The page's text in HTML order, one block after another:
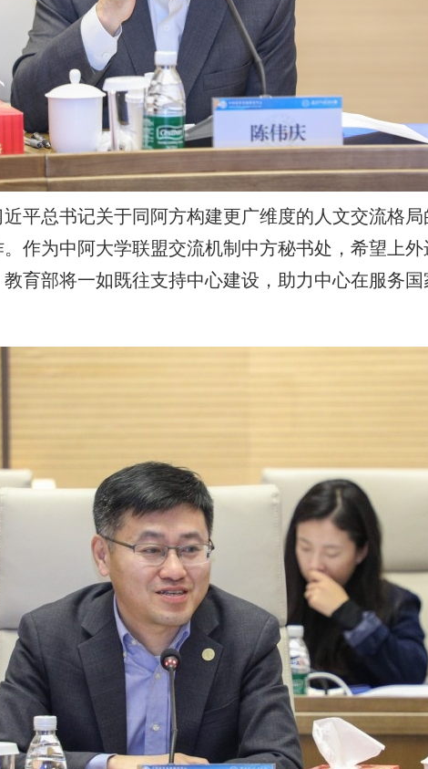
平总书记关于同阿方构建更广维度的人文交流格
作为中阿大学联盟交流机制中方秘书处，希望上
育部将一如既往支持中心建设，助力中心在服务